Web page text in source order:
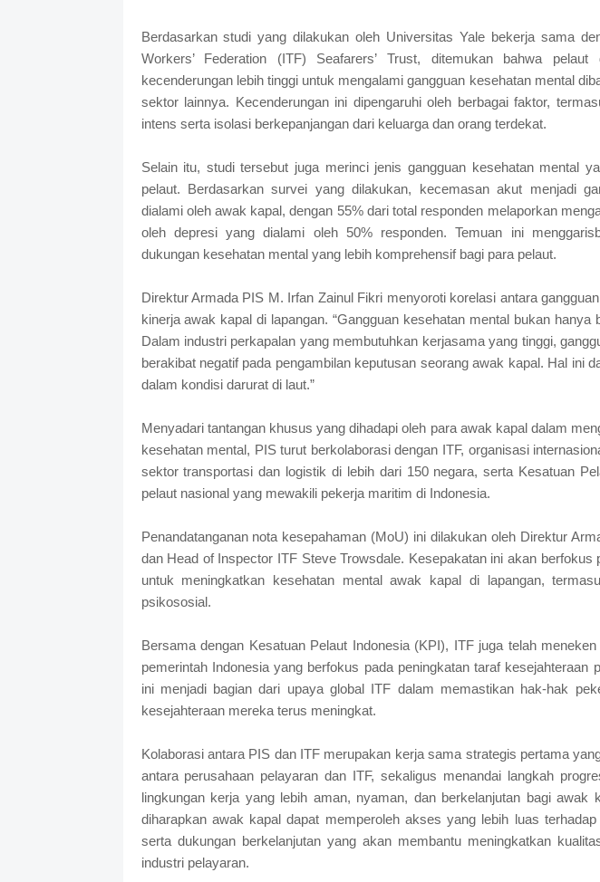
Berdasarkan studi yang dilakukan oleh Universitas Yale bekerja sama
Workers’ Federation (ITF) Seafarers’ Trust, ditemukan bahwa
kecenderungan lebih tinggi untuk mengalami gangguan kesehatan mental
sektor lainnya. Kecenderungan ini dipengaruhi oleh berbagai faktor,
intens serta isolasi berkepanjangan dari keluarga dan orang terdekat.
Selain itu, studi tersebut juga merinci jenis gangguan kesehatan mental
pelaut. Berdasarkan survei yang dilakukan, kecemasan akut menjadi
dialami oleh awak kapal, dengan 55% dari total responden melaporkan
oleh depresi yang dialami oleh 50% responden. Temuan ini
dukungan kesehatan mental yang lebih komprehensif bagi para pelaut.
Direktur Armada PIS M. Irfan Zainul Fikri menyoroti korelasi antara
kinerja awak kapal di lapangan. “Gangguan kesehatan mental bukan hanya
Dalam industri perkapalan yang membutuhkan kerjasama yang tinggi,
berakibat negatif pada pengambilan keputusan seorang awak kapal. Hal ini
dalam kondisi darurat di laut.”
Menyadari tantangan khusus yang dihadapi oleh para awak kapal dalam
kesehatan mental, PIS turut berkolaborasi dengan ITF, organisasi
sektor transportasi dan logistik di lebih dari 150 negara, serta Kesatuan
pelaut nasional yang mewakili pekerja maritim di Indonesia.
Penandatanganan nota kesepahaman (MoU) ini dilakukan oleh Direktur
dan Head of Inspector ITF Steve Trowsdale. Kesepakatan ini akan berfokus
untuk meningkatkan kesehatan mental awak kapal di lapangan,
psikososial.
Bersama dengan Kesatuan Pelaut Indonesia (KPI), ITF juga telah
pemerintah Indonesia yang berfokus pada peningkatan taraf kesejahteraan
ini menjadi bagian dari upaya global ITF dalam memastikan hak-hak
kesejahteraan mereka terus meningkat.
Kolaborasi antara PIS dan ITF merupakan kerja sama strategis pertama
antara perusahaan pelayaran dan ITF, sekaligus menandai langkah
lingkungan kerja yang lebih aman, nyaman, dan berkelanjutan bagi awak
diharapkan awak kapal dapat memperoleh akses yang lebih luas
serta dukungan berkelanjutan yang akan membantu meningkatkan
industri pelayaran.